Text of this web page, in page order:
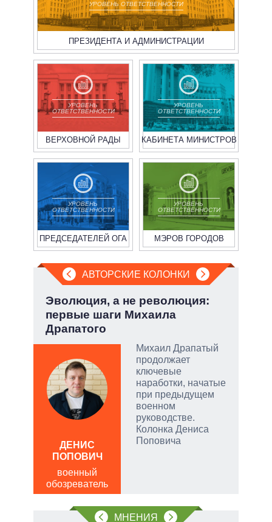
УРОВЕНЬ ОТВЕТСТВЕННОСТИ
ПРЕЗИДЕНТА И АДМИНИСТРАЦИИ
УРОВЕНЬ
ОТВЕТСТВЕННОСТИ
ВЕРХОВНОЙ РАДЫ
УРОВЕНЬ
ОТВЕТСТВЕННОСТИ
КАБИНЕТА МИНИСТРОВ
УРОВЕНЬ
ОТВЕТСТВЕННОСТИ
ПРЕДСЕДАТЕЛЕЙ ОГА
УРОВЕНЬ
ОТВЕТСТВЕННОСТИ
МЭРОВ ГОРОДОВ
АВТОРСКИЕ КОЛОНКИ
Эволюция, а не революция:
первые шаги Михаила
Драпатого
Михаил Драпатый
продолжает
ключевые
наработки, начатые
при предыдущем
военном
руководстве.
Колонка Дениса
Поповича
ДЕНИС
ПОПОВИЧ
военный
обозреватель
МНЕНИЯ